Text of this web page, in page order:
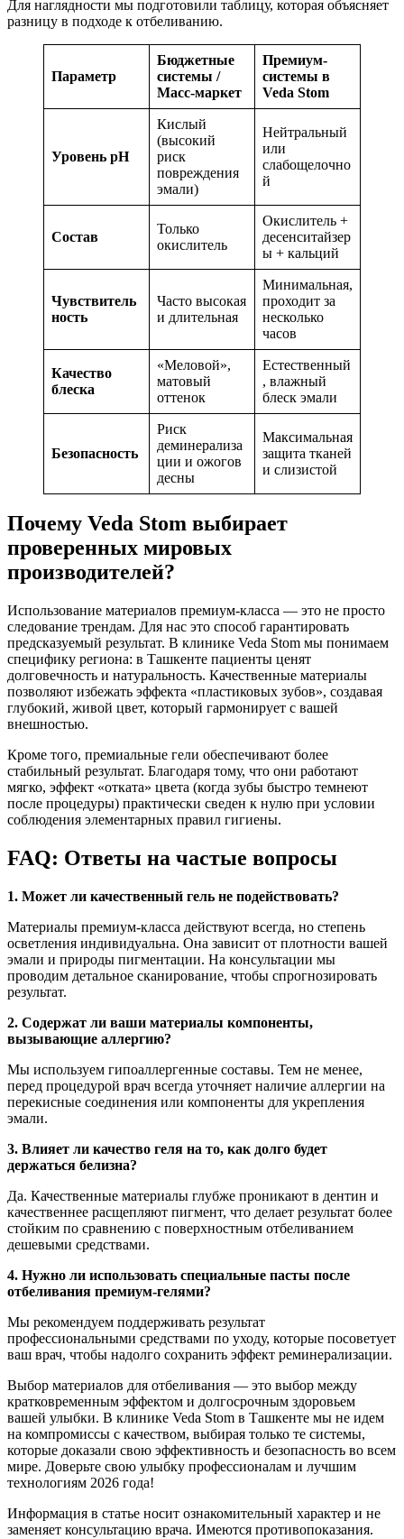
Для наглядности мы подготовили таблицу, которая объясняет
разницу в подходе к отбеливанию.
Параметр
Бюджетные
системы /
Масс-маркет
Премиум-
системы в
Veda Stom
Уровень pH
Кислый
(высокий
риск
повреждения
эмали)
Нейтральный
или
слабощелочно
й
Состав
Только
окислитель
Окислитель +
десенситайзер
ы + кальций
Чувствитель
ность
Часто высокая
и длительная
Минимальная,
проходит за
несколько
часов
Качество
блеска
«Меловой»,
матовый
оттенок
Естественный
, влажный
блеск эмали
Безопасность
Риск
деминерализа
ции и ожогов
десны
Максимальная
защита тканей
и слизистой
Почему Veda Stom выбирает
проверенных мировых
производителей?
Использование материалов премиум-класса — это не просто
следование трендам. Для нас это способ гарантировать
предсказуемый результат. В клинике Veda Stom мы понимаем
специфику региона: в Ташкенте пациенты ценят
долговечность и натуральность. Качественные материалы
позволяют избежать эффекта «пластиковых зубов», создавая
глубокий, живой цвет, который гармонирует с вашей
внешностью.
Кроме того, премиальные гели обеспечивают более
стабильный результат. Благодаря тому, что они работают
мягко, эффект «отката» цвета (когда зубы быстро темнеют
после процедуры) практически сведен к нулю при условии
соблюдения элементарных правил гигиены.
FAQ: Ответы на частые вопросы
1. Может ли качественный гель не подействовать?
Материалы премиум-класса действуют всегда, но степень
осветления индивидуальна. Она зависит от плотности вашей
эмали и природы пигментации. На консультации мы
проводим детальное сканирование, чтобы спрогнозировать
результат.
2. Содержат ли ваши материалы компоненты,
вызывающие аллергию?
Мы используем гипоаллергенные составы. Тем не менее,
перед процедурой врач всегда уточняет наличие аллергии на
перекисные соединения или компоненты для укрепления
эмали.
3. Влияет ли качество геля на то, как долго будет
держаться белизна?
Да. Качественные материалы глубже проникают в дентин и
качественнее расщепляют пигмент, что делает результат более
стойким по сравнению с поверхностным отбеливанием
дешевыми средствами.
4. Нужно ли использовать специальные пасты после
отбеливания премиум-гелями?
Мы рекомендуем поддерживать результат
профессиональными средствами по уходу, которые посоветует
ваш врач, чтобы надолго сохранить эффект реминерализации.
Выбор материалов для отбеливания — это выбор между
кратковременным эффектом и долгосрочным здоровьем
вашей улыбки. В клинике Veda Stom в Ташкенте мы не идем
на компромиссы с качеством, выбирая только те системы,
которые доказали свою эффективность и безопасность во всем
мире. Доверьте свою улыбку профессионалам и лучшим
технологиям 2026 года!
Информация в статье носит ознакомительный характер и не
заменяет консультацию врача. Имеются противопоказания.